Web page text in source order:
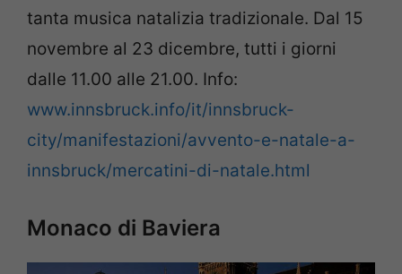
tanta musica natalizia tradizionale. Dal 15
novembre al 23 dicembre, tutti i giorni
dalle 11.00 alle 21.00. Info:
www.innsbruck.info/it/innsbruck-
city/manifestazioni/avvento-e-natale-a-
innsbruck/mercatini-di-natale.html
Monaco di Baviera